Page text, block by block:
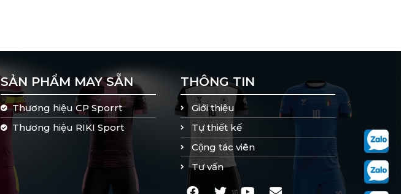
SẢN PHẨM MAY SẴN
Thương hiệu CP Sporrt
Thương hiệu RIKI Sport
THÔNG TIN
Giới thiệu
Tự thiết kế
Cộng tác viên
Tư vấn